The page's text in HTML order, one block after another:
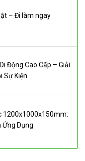
– Đi làm ngay
Động Cao Cấp – Giải
Sự Kiện
1200x1000x150mm:
Ứng Dụng